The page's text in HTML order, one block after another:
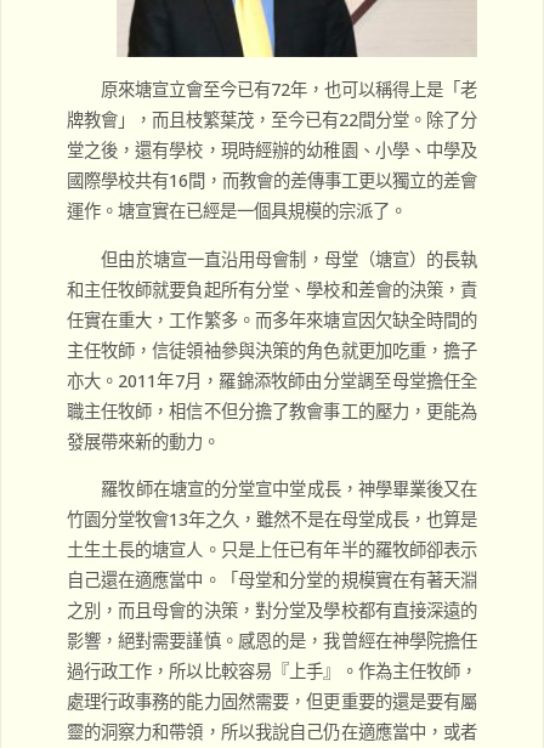
原來塘宣立會至今已有72年，也可以稱得上是「老
牌教會」，而且枝繁葉茂，至今已有22間分堂。除了分
堂之後，還有學校，現時經辦的幼稚園、小學、中學及
國際學校共有16間，而教會的差傳事工更以獨立的差會
運作。塘宣實在已經是一個具規模的宗派了。
但由於塘宣一直沿用母會制，母堂（塘宣）的長執
和主任牧師就要負起所有分堂、學校和差會的決策，責
任實在重大，工作繁多。而多年來塘宣因欠缺全時間的
主任牧師，信徒領袖參與決策的角色就更加吃重，擔子
亦大。2011年7月，羅錦添牧師由分堂調至母堂擔任全
職主任牧師，相信不但分擔了教會事工的壓力，更能為
發展帶來新的動力。
羅牧師在塘宣的分堂宣中堂成長，神學畢業後又在
竹園分堂牧會13年之久，雖然不是在母堂成長，也算是
土生土長的塘宣人。只是上任已有年半的羅牧師卻表示
自己還在適應當中。「母堂和分堂的規模實在有著天淵
之別，而且母會的決策，對分堂及學校都有直接深遠的
影響，絕對需要謹慎。感恩的是，我曾經在神學院擔任
過行政工作，所以比較容易『上手』。作為主任牧師，
處理行政事務的能力固然需要，但更重要的還是要有屬
靈的洞察力和帶領，所以我說自己仍在適應當中，或者